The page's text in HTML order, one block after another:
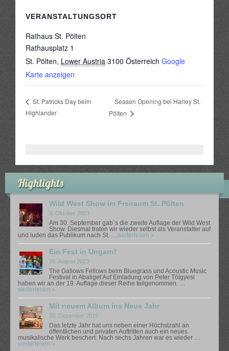
VERANSTALTUNGSORT
Rathaus St. Pölten
Rathausplatz 1
St. Pölten, Lower Austria 3100 Österreich Google
Karte anzeigen
St. Patricks Day beim
Highlander
Season Opening bei Harley St.
Pölten
Highlights
Wild West Show im Freiraum St. Pölten
3. Oktober 2023
Am 30. September gab´s die zweite Auflage der Wild West
Show. Diesmal traten wir wieder selbst als Veranstalter auf
und luden das Publikum nach St. …weiterlesen »
Ein Fest in Ungarn!
16. August 2023
The Gallows Fellows beim Bluegrass und Acoustic Music
Festival in Abaliget Auf Einladung von Peter Tölgyesi
haben wir an der 19. Auflage dieser Reihe teilgenommen. …
weiterlesen »
Mit neuem Album ins Neue Jahr
30. Dezember 2019
Das letzte Jahr hat uns neben einer Höchstzahl an
öffentlichen und privaten Auftritten auch ein neues
musikalische Werk beschert. Nach sechs Jahren war es wieder …
weiterlesen »